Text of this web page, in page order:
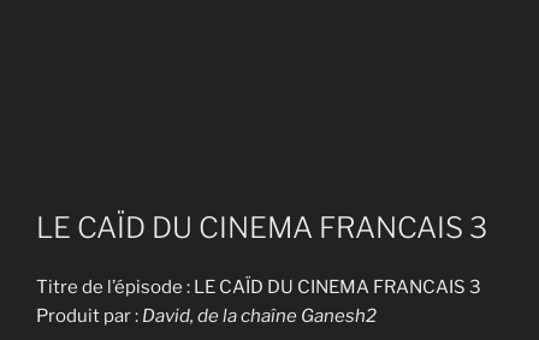
LE CAÏD DU CINEMA FRANCAIS 3
Titre de l’épisode : LE CAÏD DU CINEMA FRANCAIS 3
Produit par : David, de la chaîne Ganesh2